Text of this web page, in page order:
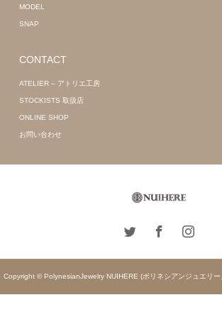
MODEL
SNAP
CONTACT
ATELIER – アトリエ工房
STOCKISTS 取扱店
ONLINE SHOP
お問い合わせ
Copyright © PolynesianJewelry NUIHERE (ポリネシアンジュエリー